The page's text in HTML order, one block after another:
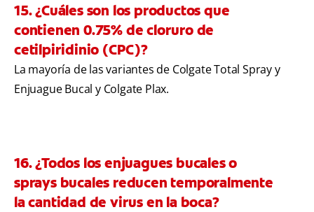
15. ¿Cuáles son los productos que
contienen 0.75% de cloruro de
cetilpiridinio (CPC)?
La mayoría de las variantes de Colgate Total Spray y
Enjuague Bucal y Colgate Plax.
16. ¿Todos los enjuagues bucales o
sprays bucales reducen temporalmente
la cantidad de virus en la boca?